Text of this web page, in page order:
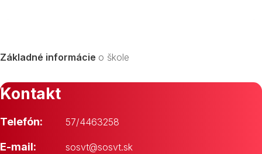
Základné informácie o škole
Kontakt
Telefón: 57/4463258
E-mail: sosvt@sosvt.sk